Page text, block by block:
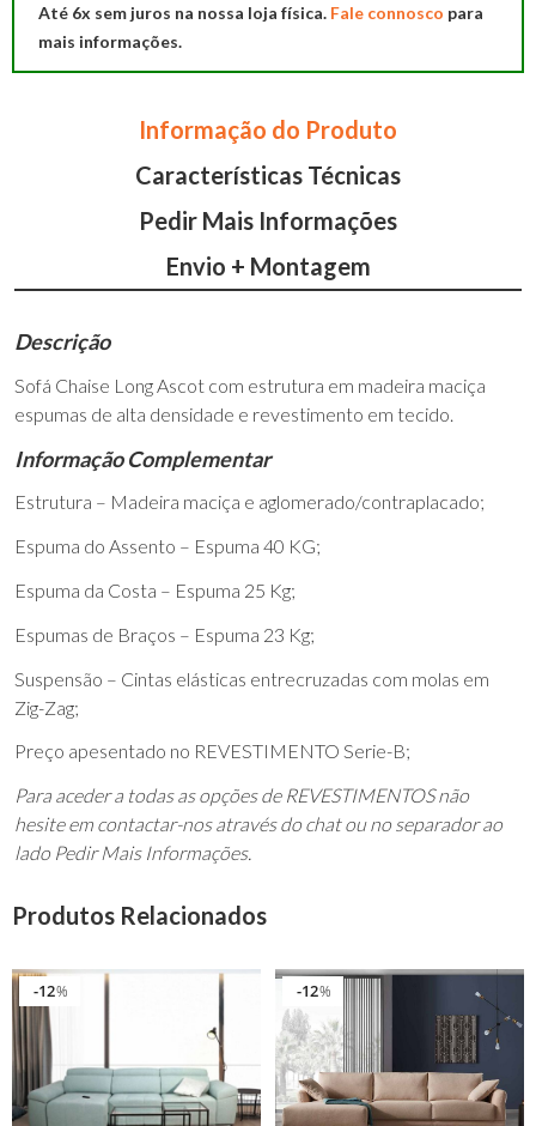
Ascot
Até 6x sem juros na nossa loja física. Fale connosco para
mais informações.
Informação do Produto
Características Técnicas
Pedir Mais Informações
Envio + Montagem
Descrição
Sofá Chaise Long Ascot com estrutura em madeira maciça
espumas de alta densidade e revestimento em tecido.
Informação Complementar
Estrutura – Madeira maciça e aglomerado/contraplacado;
Espuma do Assento – Espuma 40 KG;
Espuma da Costa – Espuma 25 Kg;
Espumas de Braços – Espuma 23 Kg;
Suspensão – Cintas elásticas entrecruzadas com molas em
Zig-Zag;
Preço apesentado no REVESTIMENTO Serie-B;
Para aceder a todas as opções de REVESTIMENTOS não
hesite em contactar-nos através do chat ou no separador ao
lado Pedir Mais Informações.
Produtos Relacionados
%
12 %
12